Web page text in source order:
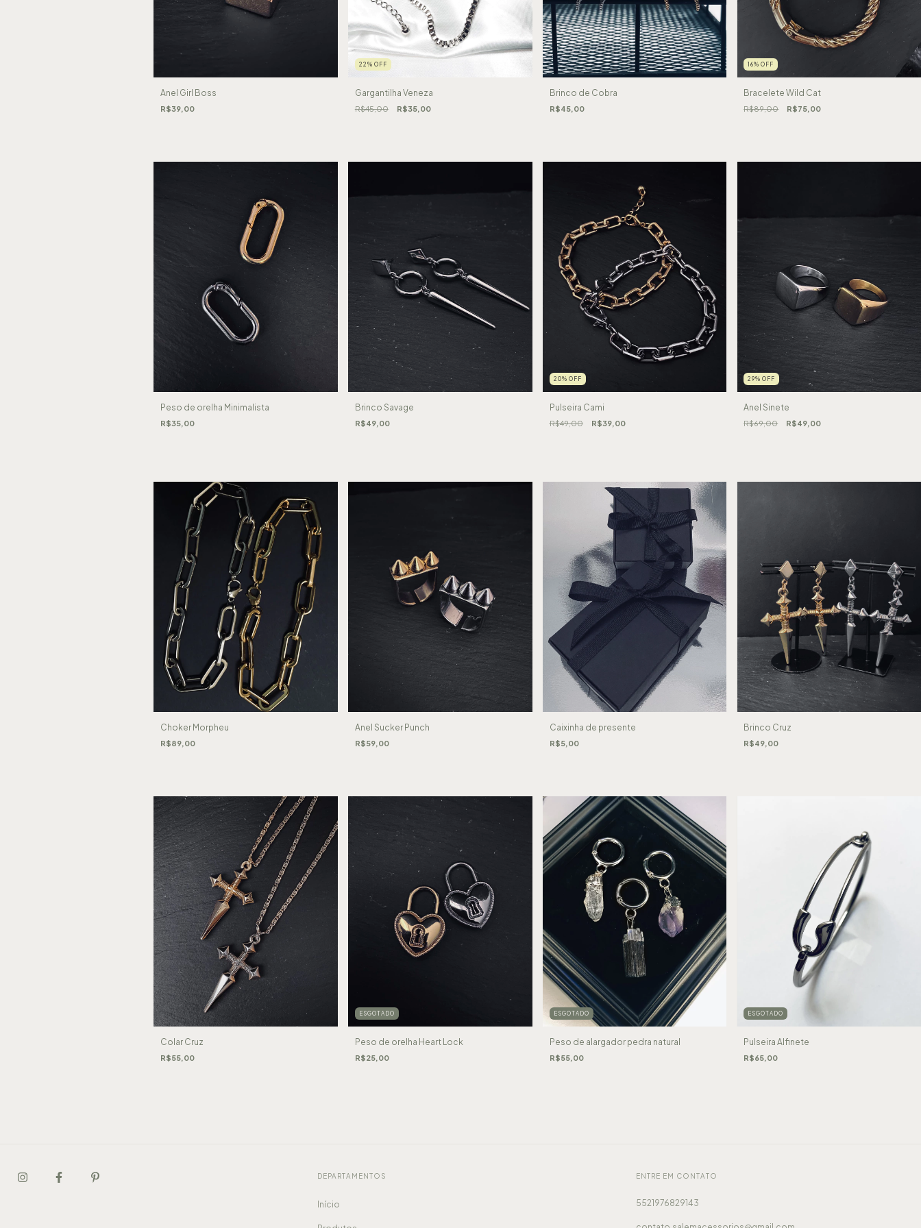
Anel Girl Boss
R$39,00
22 % OFF
Gargantilha Veneza
R$45,00 R$35,00
Brinco de Cobra
R$45,00
16%OFF
Bracelete Wild Cat
R$89,00 R$75,00
Peso de orelha Minimalista
R$35,00
Brinco Savage
R$49,00
20% OFF
Pulseira Cami
R$49,00 R$39,00
29%OFF
Anel Sinete
R$69,00 R$49,00
Choker Morpheu
R$89,00
Anel Sucker Punch
R$59,00
Caixinha de presente
R$5,00
Brinco Cruz
R$49,00
Colar Cruz
R$55,00
ESGOTADO
Peso de orelha Heart Lock
R$25,00
ESGOTADO
Peso de alargador pedra natural
R$55,00
ESGOTADO
Pulseira Alfinete
R$65,00
DEPARTAMENTOS
Início
ENTRE EM CONTATO
5521976829143